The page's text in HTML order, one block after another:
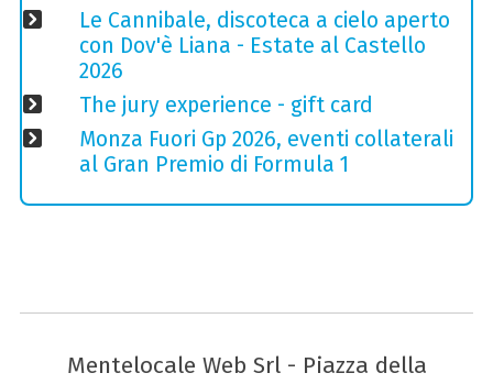
Le Cannibale, discoteca a cielo aperto
con Dov'è Liana - Estate al Castello
2026
The jury experience - gift card
Monza Fuori Gp 2026, eventi collaterali
al Gran Premio di Formula 1
Mentelocale Web Srl - Piazza della